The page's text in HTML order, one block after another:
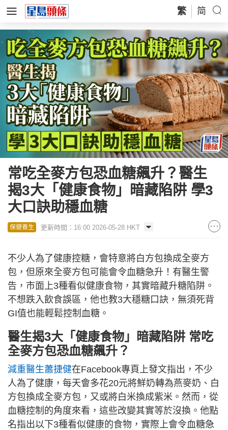
繁 简
常吃全麥方包恐血糖飆升？醫生
揭3大「健康食物」暗藏陷阱 學3
大口訣助穩血糖
保健養生 更新時間：16:00 2026-05-28 HKT
不少人為了健康控糖，會特意將白方包換成全麥方
包，但原來全麥方包可能會令血糖急升！有醫生警
告，市面上3種看似健康食物，其實暗藏升糖陷阱。
不想跌入飲食誤區，他也教3大穩糖口訣，無須死背
GI值也能輕鬆控制血糖。
醫生揭3大「健康食物」暗藏陷阱 常吃
全麥方包恐血糖飆升？
減重醫生蕭捷健在Facebook專頁上發文指出，不少
人為了健康，每天會多花20元將鮮奶轉為燕麥奶、白
方包換成全麥方包，又或將白米換成紫米。然而，從
血糖控制的角度來看，這些改變其實等於沒換。他點
名指出以下3種看似健康的食物，實際上會令血糖急